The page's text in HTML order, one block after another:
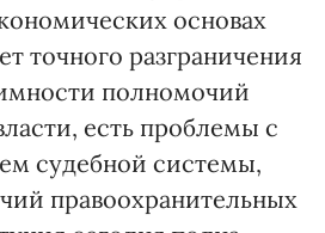
основах
точного разграничения
полномочий
есть проблемы с
судебной системы,
правоохранительных